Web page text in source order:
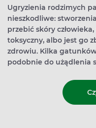
Ugryzienia rodzimych
nieszkodliwe:
przebić skóry
toksyczny, albo jest go
zdrowiu. Kilka
podobnie do użądlenia